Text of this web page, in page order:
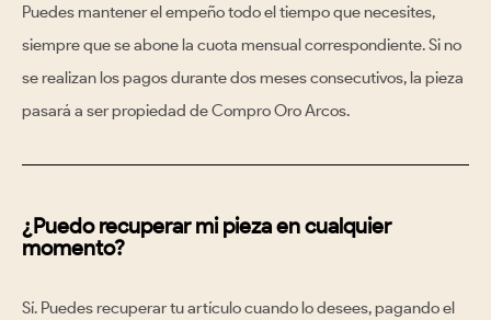
Puedes mantener el empeñotodo el tiempo que necesites,
siempre que se abone la cuota mensual correspondiente. Si no
se realizan los pagos durantedos meses consecutivos, la pieza
pasará a ser propiedad de Compro Oro Arcos.
¿Puedo recuperar mi pieza en cualquier
momento?
Sí. Puedes recuperar tu artículocuando lo desees, pagando el